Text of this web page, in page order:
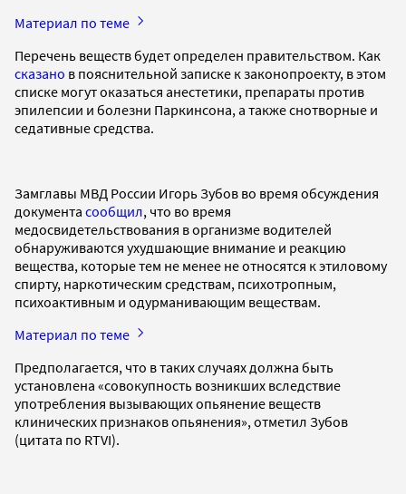
Материал по теме
Перечень веществ будет определен правительством. Как
сказано в пояснительной записке к законопроекту, в этом
списке могут оказаться анестетики, препараты против
эпилепсии и болезни Паркинсона, а также снотворные и
седативные средства.
Замглавы МВД России Игорь Зубов во время обсуждения
документа сообщил, что во время
медосвидетельствования в организме водителей
обнаруживаются ухудшающие внимание и реакцию
вещества, которые тем не менее не относятся к этиловому
спирту, наркотическим средствам, психотропным,
психоактивным и одурманивающим веществам.
Материал по теме
Предполагается, что в таких случаях должна быть
установлена «совокупность возникших вследствие
употребления вызывающих опьянение веществ
клинических признаков опьянения», отметил Зубов
(цитата по RTVI).